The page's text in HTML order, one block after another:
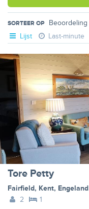
SORTEER OP
Lijst Last-minute
Tore Petty
Fairfield, Kent, Engeland
2
1